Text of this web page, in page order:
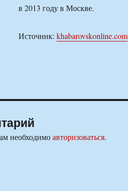
в 2013 году в Москве.
Источник: khabarovskonline.com
необходимоавторизоваться.